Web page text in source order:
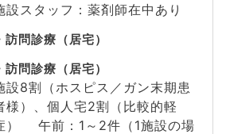
設スタッフ：薬剤師在中あり
訪問診療（居宅）
訪問診療（居宅）
設8割（ホスピス／ガン末期患
様）、個人宅2割（比較的軽
） 午前：1～2件（1施設の場